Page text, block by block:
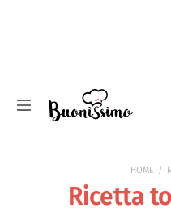
HOME
Ricetta